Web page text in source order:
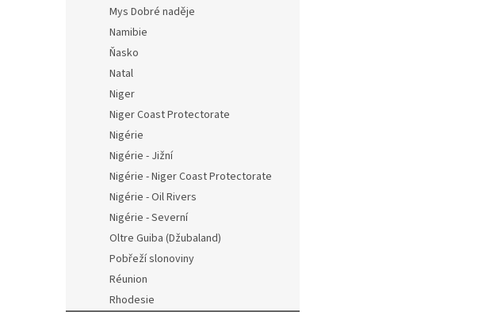
Mys Dobré naděje
Namibie
Ňasko
Natal
Niger
Niger Coast Protectorate
Nigérie
Nigérie - Jižní
Nigérie - Niger Coast Protectorate
Nigérie - Oil Rivers
Nigérie - Severní
Oltre Guiba (Džubaland)
Pobřeží slonoviny
Réunion
Rhodesie